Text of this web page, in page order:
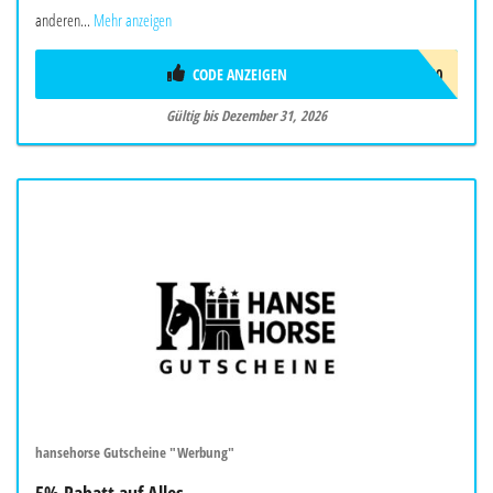
anderen... Mehr anzeigen
AWNEU10
CODE ANZEIGEN
Gültig bis Dezember 31, 2026
hansehorse Gutscheine "Werbung"